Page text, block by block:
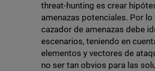
threat-hunting es crear
amenazas potenciales. Por lo
cazador de amenazas debe
escenarios, teniendo en
elementos y vectores de
no ser tan obvios para las